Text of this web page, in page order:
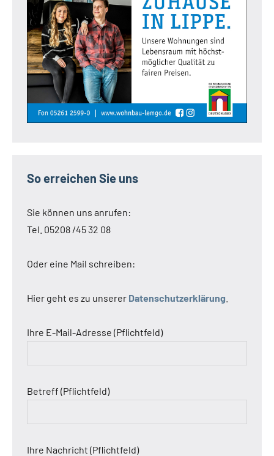
So erreichen Sie uns
Sie können uns anrufen:
Tel. 05208 /45 32 08
Oder eine Mail schreiben:
Hier geht es zu unserer Datenschutzerklärung
Ihre E-Mail-Adresse (Pflichtfeld)
Betreff (Pflichtfeld)
Ihre Nachricht (Pflichtfeld)